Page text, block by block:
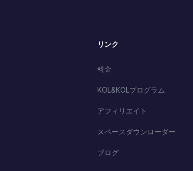
リンク
料金
KOL&KOLプログラム
アフィリエイト
スペースダウンローダー
ブログ